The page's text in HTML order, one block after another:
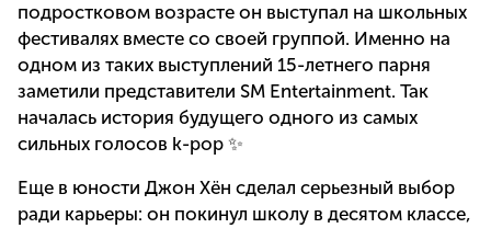
подростковом возрасте он выступал на школьных
фестивалях вместе со своей группой. Именно на
одном из таких выступлений 15-летнего парня
заметили представители SM Entertainment. Так
началась история будущего одного из самых
сильных голосов k-pop ✨
Еще в юности Джон Хён сделал серьезный выбор
ради карьеры: он покинул школу в десятом классе,